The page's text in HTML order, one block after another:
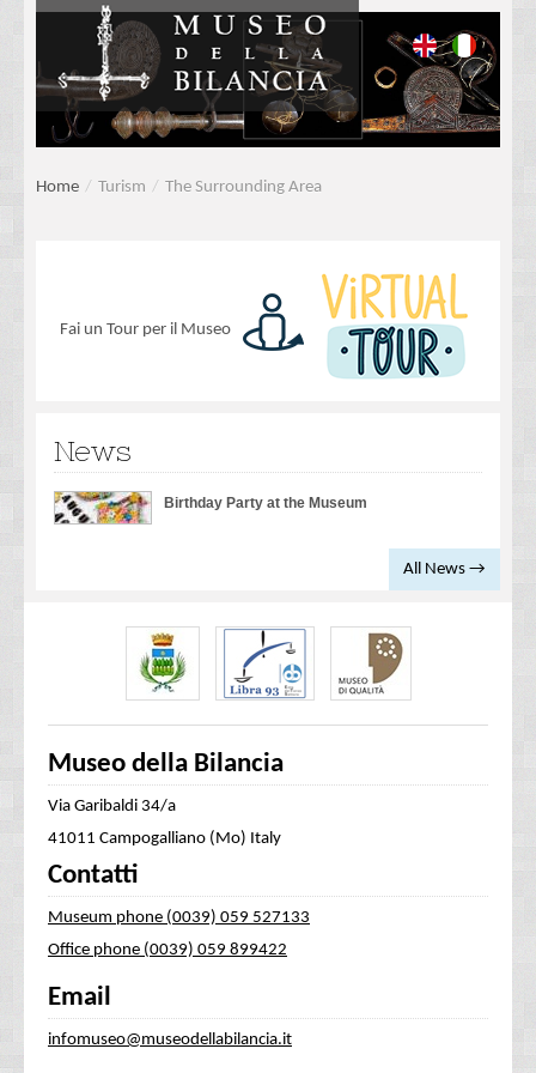
Home / Turism / The Surrounding Area
Fai un Tour per il Museo
News
Birthday Party at the Museum
All News →
Museo della Bilancia
Via Garibaldi 34/a
41011 Campogalliano (Mo) Italy
Contatti
Museum phone (0039) 059 527133
Office phone (0039) 059 899422
Email
infomuseo@museodellabilancia.it